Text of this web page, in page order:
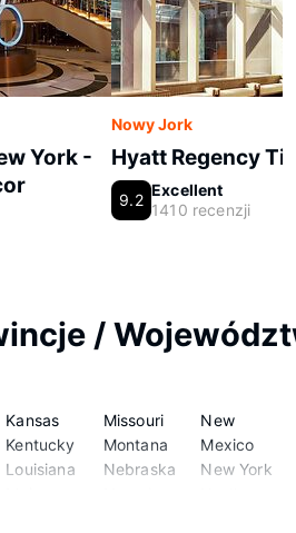
York -
Nowy Jork
Hyatt Regency
9.2
Excellent
1410 recenzji
/
Kansas
Kentucky
Louisiana
Missouri
Montana
Nebraska
New
Mexico
New York